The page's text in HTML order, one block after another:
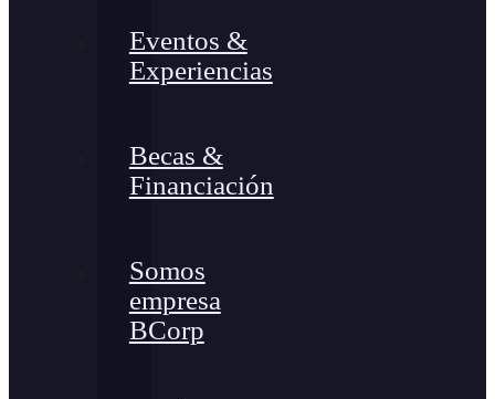
Eventos &
Experiencias
Becas &
Financiación
Somos
empresa
BCorp